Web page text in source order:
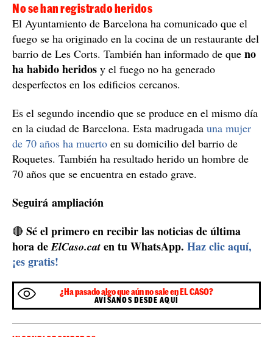
No se han registrado heridos
El Ayuntamiento de Barcelona ha comunicado que el
fuego se ha originado en la cocina de un restaurante del
barrio de Les Corts. También han informado de que no
ha habido heridos y el fuego no ha generado
desperfectos en los edificios cercanos.
Es el segundo incendio que se produce en el mismo día
en la ciudad de Barcelona. Esta madrugada una mujer
de 70 años ha muerto en su domicilio del barrio de
Roquetes. También ha resultado herido un hombre de
70 años que se encuentra en estado grave.
Seguirá ampliación
🔴 Sé el primero en recibir las noticias de última
hora deElCaso.cat en tu WhatsApp. Haz clic aquí,
¡es gratis!
¿Ha pasado algo que aún no sale en EL CASO?
AVÍSANOS DESDE AQUÍ